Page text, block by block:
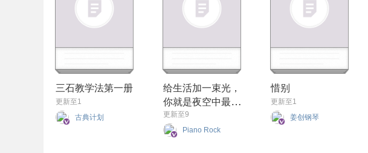
三石教学法第一册
更新至1
古典计划
给生活加一束光，
你就是夜空中最亮
的星
更新至9
Piano Rock
惜别
更新至1
姜创钢琴